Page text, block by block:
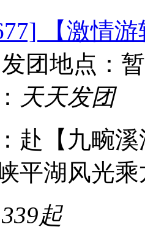
【激情
发团地点：
天天发团
赴【九畹
平湖风光
339起